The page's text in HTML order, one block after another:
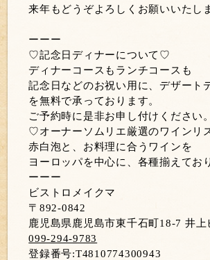
来年もどうぞよろしくお願いいたし
ーーー
♡記念日ディナーについて♡
ディナーコースもランチコースも
記念日などのお祝い用に、デザート
を無料で承っております。
ご予約時に是非お申し付けください。
♡オーナーソムリエ厳選のワインリ
赤白泡と、お料理に合うワインを
ヨーロッパを中心に、各種揃えてお
ーーー
ビストロメイクマ
〒892-0842
鹿児島県鹿児島市東千石町18-7 井上
099-294-9783
登録番号:T4810774300943